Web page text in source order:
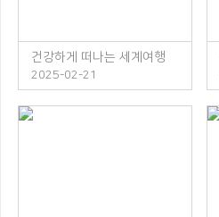
건강하게 떠나는 세계여행
2025-02-21